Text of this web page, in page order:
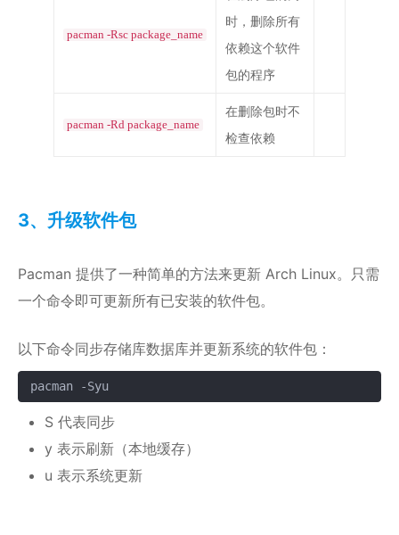
pacman -Rsc package_name
时，删除所有
依赖这个软件
包的程序
pacman -Rd package_name
在删除包时不
检查依赖
3、升级软件包
Pacman 提供了一种简单的方法来更新 Arch Linux。只需
一个命令即可更新所有已安装的软件包。
以下命令同步存储库数据库并更新系统的软件包：
pacman -Syu
S 代表同步
y 表示刷新（本地缓存）
u 表示系统更新